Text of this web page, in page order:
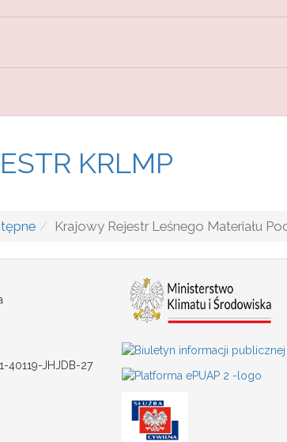
KRLMP
Krajowy Rejestr Leśnego Materiału
40119-JHJDB-27